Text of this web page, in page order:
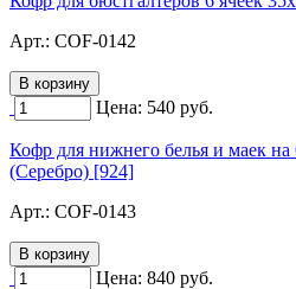
Арт.: COF-0142
Цена: 540 руб.
Кофр для нижнего белья и маек на
(Серебро) [924]
Арт.: COF-0143
Цена: 840 руб.